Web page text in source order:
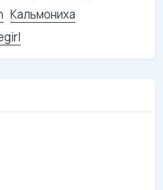
Кальмониха